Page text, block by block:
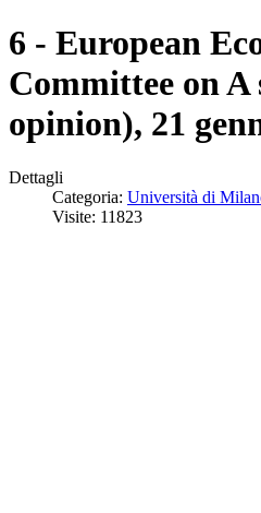
6 - European
Committee on
opinion), 21
Dettagli
Categoria: Università di
Visite: 11823